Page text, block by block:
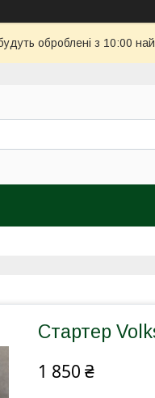
оброблені з 10:00
Стартер
1 850 ₴